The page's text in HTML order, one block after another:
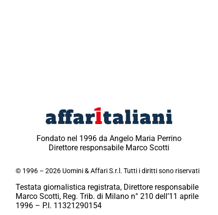
Fondato nel 1996 da Angelo Maria Perrino
Direttore responsabile Marco Scotti
© 1996 – 2026 Uomini & Affari S.r.l. Tutti i diritti sono riservati
Testata giornalistica registrata, Direttore responsabile
Marco Scotti, Reg. Trib. di Milano n° 210 dell’11 aprile
1996 – P.I. 11321290154